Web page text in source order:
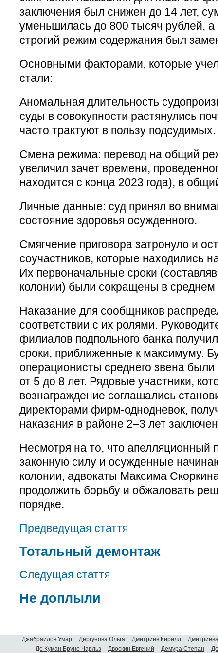
заключения был снижен до 14 лет,
уменьшилась до 800 тысяч рублей,
строгий режим содержания был
Основными факторами, которые
стали:
Аномальная длительность
суды в совокупности растянулись
часто трактуют в пользу подсудимых.
Смена режима: перевод на общий
увеличил зачет времени,
находится с конца 2023 года), в
Личные данные: суд принял во
состояние здоровья осужденного.
Смягчение приговора затронуло и
соучастников, которые находились
Их первоначальные сроки
колонии) были сокращены в среднем
Наказание для сообщников
соответствии с их ролями.
филиалов подпольного банка
сроки, приближенные к максимуму.
операционисты среднего звена
от 5 до 8 лет. Рядовые участники,
вознаграждение соглашались
директорами фирм-однодневок,
наказания в районе 2–3 лет
Несмотря на то, что апелляционный
законную силу и осужденные
колонии, адвокаты Максима
продолжить борьбу и обжаловать
порядке.
Предведущая стаття
Тотальный демонтаж
Следущая стаття
Не доплыли
Джабраилов Умар Дергунова Ольга Дмитриев Кирилл
Де Куман Бруно Чарльз
Двоскин Евгений Демура Степан